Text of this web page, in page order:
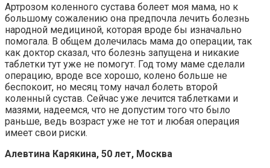
Артрозом коленного сустава болеет моя мама, но к
большому сожалению она предпочла лечить болезнь
народной медициной, которая вроде бы изначально
помогала. В общем долечилась мама до операции, так
как доктор сказал, что болезнь запущена и никакие
таблетки тут уже не помогут. Год тому маме сделали
операцию, вроде все хорошо, колено больше не
беспокоит, но месяц тому начал болеть второй
коленный сустав. Сейчас уже лечится таблетками и
мазями, надеемся, что не допустим того что было
раньше, ведь возраст уже не тот и любая операция
имеет свои риски.
Алевтина Карякина, 50 лет, Москва